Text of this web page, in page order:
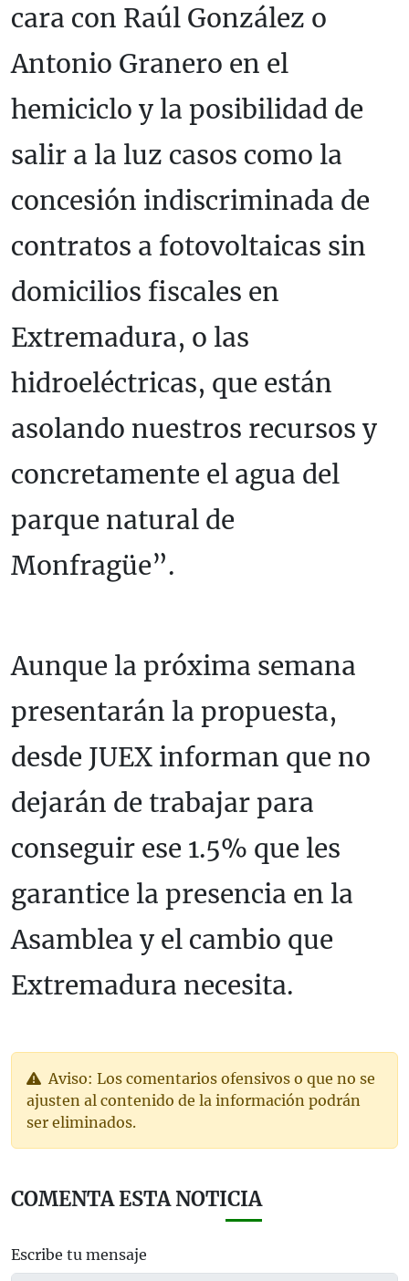
cara con Raúl González o
Antonio Granero en el
hemiciclo y la posibilidad de
salir a la luz casos como la
concesión indiscriminada de
contratos a fotovoltaicas sin
domicilios fiscales en
Extremadura, o las
hidroeléctricas, que están
asolando nuestros recursos y
concretamente el agua del
parque natural de
Monfragüe”.
Aunque la próxima semana
presentarán la propuesta,
desde JUEX informan que no
dejarán de trabajar para
conseguir ese 1.5% que les
garantice la presencia en la
Asamblea y el cambio que
Extremadura necesita.
Aviso: Los comentarios ofensivos o que no se
ajusten al contenido de la información podrán
ser eliminados.
COMENTA ESTA NOTICIA
Escribe tu mensaje